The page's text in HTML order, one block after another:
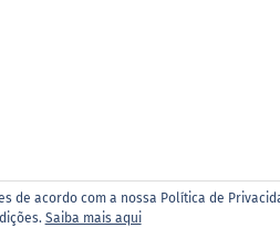
de acordo com a nossa Política de
Saiba mais aqui